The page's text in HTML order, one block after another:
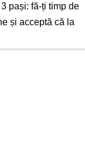
pași: fă-ți timp de
și acceptă că la